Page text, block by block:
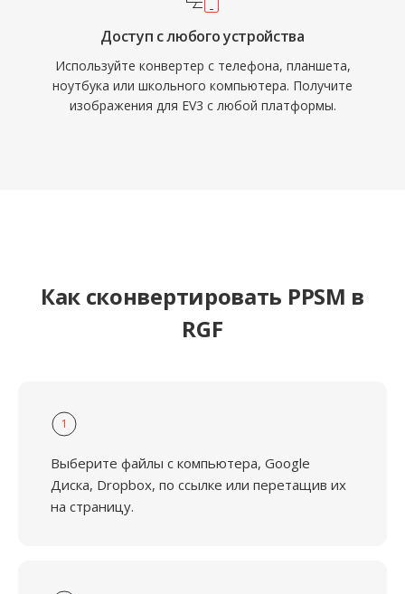
Доступ с любого устройства
Используйте конвертер с телефона, планшета,
ноутбука или школьного компьютера. Получите
изображения для EV3 с любой платформы.
Как сконвертировать PPSM в
RGF
1
Выберите файлы с компьютера, Google
Диска, Dropbox, по ссылке или перетащив их
на страницу.